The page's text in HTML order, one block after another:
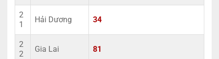
2
1
Hải Dương 34
2
2
Gia Lai 81